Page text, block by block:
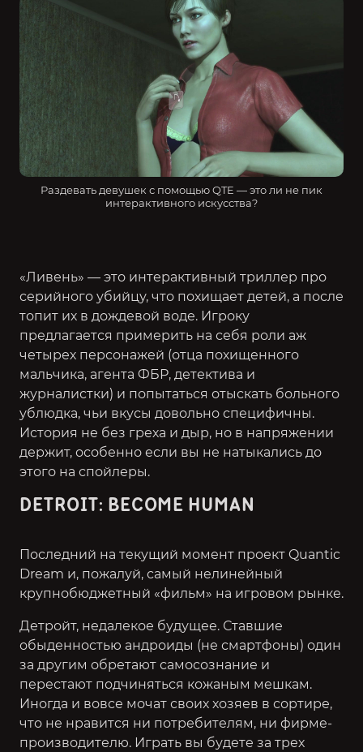
Раздевать девушек с помощью QTE — это ли не пик
интерактивного искусства?
«Ливень» — это интерактивный триллер про
серийного убийцу, что похищает детей, а после
топит их в дождевой воде. Игроку
предлагается примерить на себя роли аж
четырех персонажей (отца похищенного
мальчика, агента ФБР, детектива и
журналистки) и попытаться отыскать больного
ублюдка, чьи вкусы довольно специфичны.
История не без греха и дыр, но в напряжении
держит, особенно если вы не натыкались до
этого на спойлеры.
DETROIT: BECOME HUMAN
Последний на текущий момент проект Quantic
Dream и, пожалуй, самый нелинейный
крупнобюджетный «фильм» на игровом рынке.
Детройт, недалекое будущее. Ставшие
обыденностью андроиды (не смартфоны) один
за другим обретают самосознание и
перестают подчиняться кожаным мешкам.
Иногда и вовсе мочат своих хозяев в сортире,
что не нравится ни потребителям, ни фирме-
производителю. Играть вы будете за трех